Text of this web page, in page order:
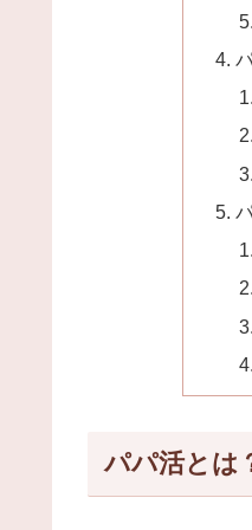
パパ活とは